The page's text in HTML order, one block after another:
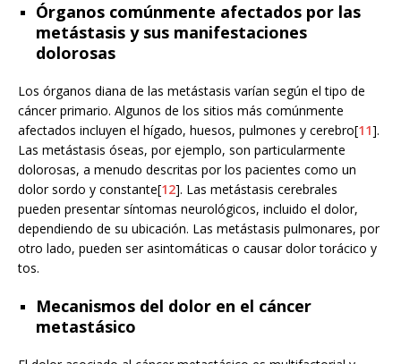
Órganos comúnmente afectados por las
metástasis y sus manifestaciones
dolorosas
Los órganos diana de las metástasis varían según el tipo de
cáncer primario. Algunos de los sitios más comúnmente
afectados incluyen el hígado, huesos, pulmones y cerebro[11].
Las metástasis óseas, por ejemplo, son particularmente
dolorosas, a menudo descritas por los pacientes como un
dolor sordo y constante[12]. Las metástasis cerebrales
pueden presentar síntomas neurológicos, incluido el dolor,
dependiendo de su ubicación. Las metástasis pulmonares, por
otro lado, pueden ser asintomáticas o causar dolor torácico y
tos.
Mecanismos del dolor en el cáncer
metastásico